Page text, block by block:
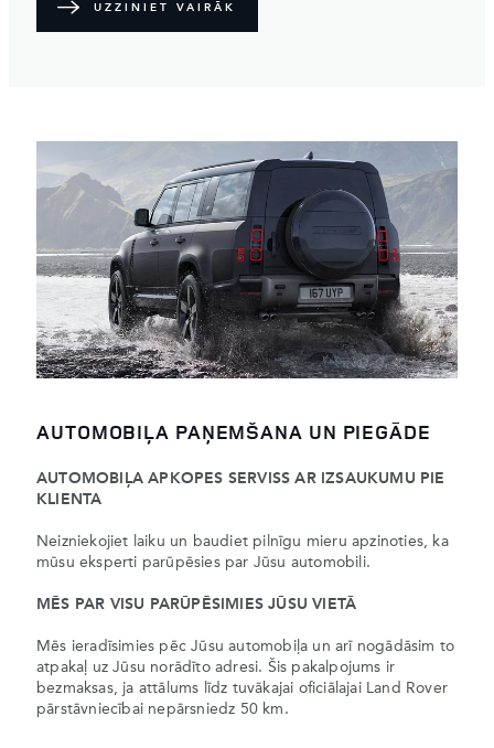
UZZINIET VAIRĀK
AUTOMOBIĻA PAŅEMŠANA UN PIEGĀDE
AUTOMOBIĻA APKOPES SERVISS AR IZSAUKUMU PIE
KLIENTA
Neizniekojiet laiku un baudiet pilnīgu mieru apzinoties, ka
mūsu eksperti parūpēsies par Jūsu automobili.
MĒS PAR VISU PARŪPĒSIMIES JŪSU VIETĀ
Mēs ieradīsimies pēc Jūsu automobiļa un arī nogādāsim to
atpakaļ uz Jūsu norādīto adresi. Šis pakalpojums ir
bezmaksas, ja attālums līdz tuvākajai oficiālajai Land Rover
pārstāvniecībai nepārsniedz 50 km.